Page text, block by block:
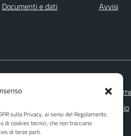
sulla Privacy, ai sensi del Regolamento
cookies tecnici, che non tracciano
di terze parti.
Documenti e dati
Avvisi
Leggi le FAQ
Prenotazione
Segnalazione disservizio
Richiesta assistenza